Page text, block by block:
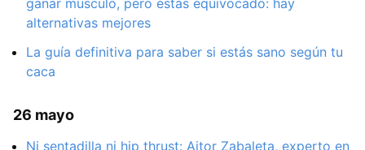
ganar músculo, pero estás equivocado: hay
alternativas mejores
La guía definitiva para saber si estás sano según tu
caca
26 mayo
Ni sentadilla ni hip thrust: Aitor Zabaleta, experto en